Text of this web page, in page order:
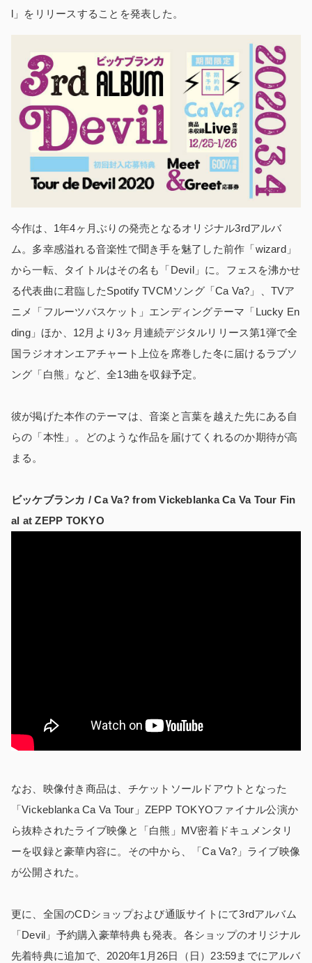
l」をリリースすることを発表した。
今作は、1年4ヶ月ぶりの発売となるオリジナル3rdアルバ
ム。多幸感溢れる音楽性で聞き手を魅了した前作「wizard」
から一転、タイトルはその名も「Devil」に。フェスを沸かせ
る代表曲に君臨したSpotify TVCMソング「Ca Va?」、TVア
ニメ「フルーツバスケット」エンディングテーマ「Lucky En
ding」ほか、12月より3ヶ月連続デジタルリリース第1弾で全
国ラジオオンエアチャート上位を席巻した冬に届けるラブソ
ング「白熊」など、全13曲を収録予定。
彼が掲げた本作のテーマは、音楽と言葉を越えた先にある自
らの「本性」。どのような作品を届けてくれるのか期待が高
まる。
ビッケブランカ / Ca Va? from Vickeblanka Ca Va Tour Fin
al at ZEPP TOKYO
なお、映像付き商品は、チケットソールドアウトとなった
「Vickeblanka Ca Va Tour」ZEPP TOKYOファイナル公演か
ら抜粋されたライブ映像と「白熊」MV密着ドキュメンタリ
ーを収録と豪華内容に。その中から、「Ca Va?」ライブ映像
が公開された。
更に、全国のCDショップおよび通販サイトにて3rdアルバム
「Devil」予約購入豪華特典も発表。各ショップのオリジナル
先着特典に追加で、2020年1月26日（日）23:59までにアルバ